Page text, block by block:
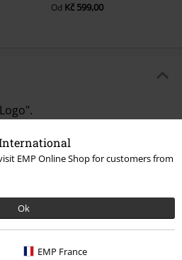
EMP Online Shop for customers from
Ok
EMP France
Od Kč 599,00